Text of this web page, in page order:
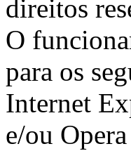
direitos
O
para os
Internet
e/ou